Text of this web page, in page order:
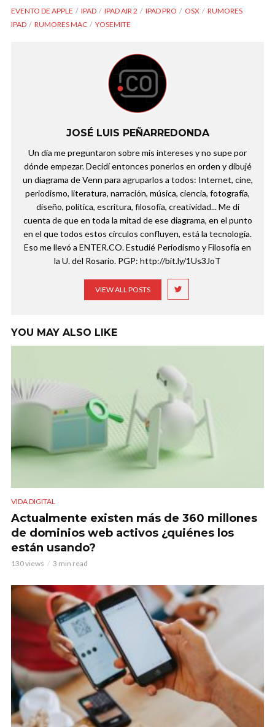
EVENTO DE APPLE IPAD IPAD AIR 2 IPAD PRO OSX
RUMORES
IPAD
RUMORES MAC YOSEMITE
JOSÉ LUIS PEÑARREDONDA
Un día me preguntaron sobre mis intereses y no supe por
dónde empezar. Decidí entonces ponerlos en orden y dibujé
un diagrama de Venn para agruparlos a todos: Internet, cine,
periodismo, literatura, narración, música, ciencia, fotografía,
diseño, política, escritura, filosofía, creatividad... Me di
cuenta de que en toda la mitad de ese diagrama, en el punto
en el que todos estos círculos confluyen, está la tecnología.
Eso me llevó a ENTER.CO. Estudié Periodismo y Filosofía en
la U. del Rosario. PGP: http://bit.ly/1Us3JoT
VIEW ALL POSTS
YOU MAY ALSO LIKE
VIDA DIGITAL
Actualmente existen más de 360 millones
de dominios web activos ¿quiénes los
están usando?
130 views 3 min read